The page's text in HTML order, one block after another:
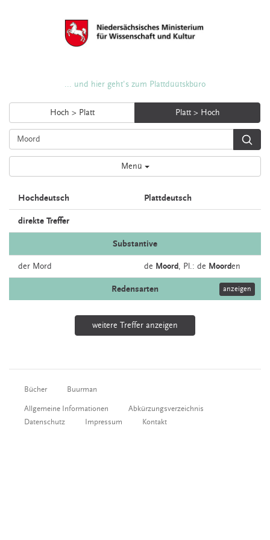
... und hier geht's zum Plattdüütskbüro
Hoch > Platt Platt > Hoch
Menü
Hochdeutsch Plattdeutsch
direkte Treffer
Substantive
der Mord de Moord, Pl.: de Moorden
Redensarten anzeigen
weitere Treffer anzeigen
Bücher Buurman
Allgemeine Informationen
Abkürzungsverzeichnis
Datenschutz
Impressum Kontakt